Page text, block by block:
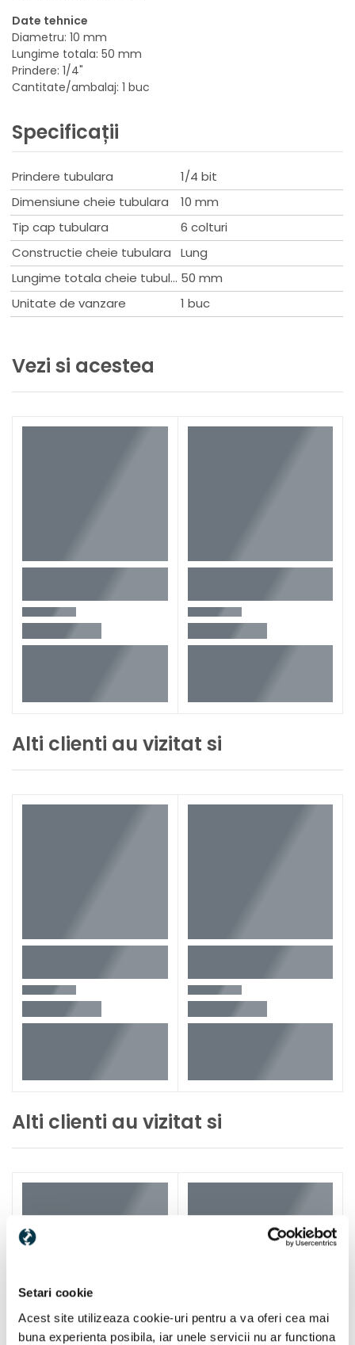
Setari cookie
Acest site utilizeaza cookie-uri pentru a va oferi cea mai
buna experienta posibila, iar unele servicii nu ar functiona
Date tehnice
Diametru: 10 mm
Lungime totala: 50 mm
Prindere: 1/4"
Cantitate/ambalaj: 1 buc
Specificații
Prindere tubulara
1/4 bit
Dimensiune cheie tubulara
10 mm
Tip cap tubulara
6 colturi
Constructie cheie tubulara
Lung
Lungime totala cheie tubulara 50 mm
Unitate de vanzare
1 buc
Vezi si acestea
Alti clienti au vizitat si
Alti clienti au vizitat si